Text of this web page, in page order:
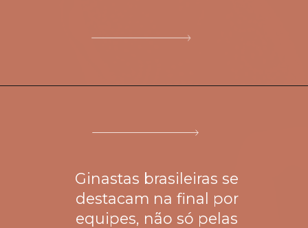
Ginastas brasileiras se
destacam na final por
equipes, não só pelas